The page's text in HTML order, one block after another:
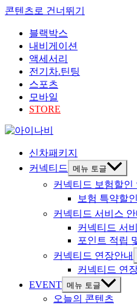
콘텐츠로 건너뛰기
블랙박스
내비게이션
액세서리
전기차.틴팅
스포츠
모바일
STORE
신차패키지
커넥티드
메뉴 토글
커넥티드 보험할인
보험 특약할
커넥티드 서비스 안
커넥티드 서
포인트 적립
커넥티드 연장안내
커넥티드 연
EVENT 메뉴 토글
오늘의 콘텐츠